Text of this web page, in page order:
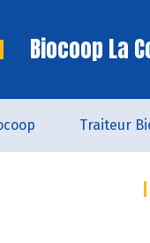
Biocoop La
Traiteur